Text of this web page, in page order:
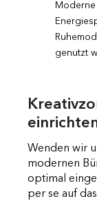
genutzt
Wenden wir
modernen
optimal
per se auf